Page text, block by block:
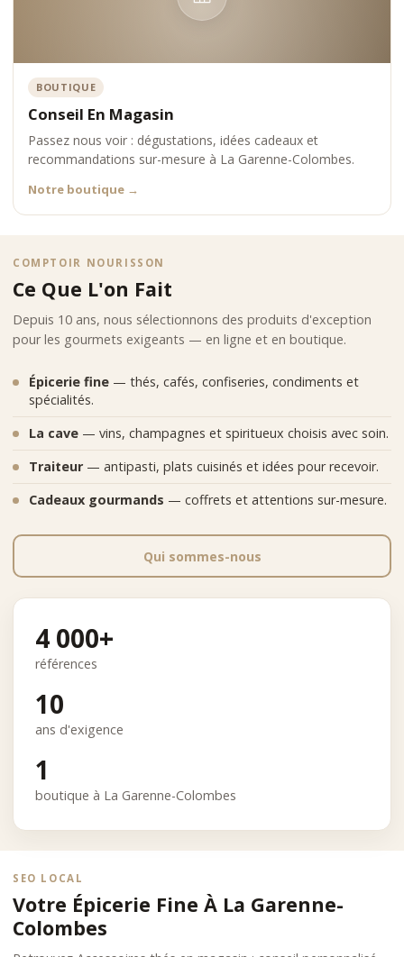
BOUTIQUE
Conseil En Magasin
Passez nous voir : dégustations, idées cadeaux et
recommandations sur-mesure à La Garenne-Colombes.
Notre boutique →
COMPTOIR NOURISSON
Ce Que L'on Fait
Depuis 10 ans, nous sélectionnons des produits d'exception
pour les gourmets exigeants — en ligne et en boutique.
Épicerie fine — thés, cafés, confiseries, condiments et
spécialités.
La cave — vins, champagnes et spiritueux choisis avec soin.
Traiteur — antipasti, plats cuisinés et idées pour recevoir.
Cadeaux gourmands — coffrets et attentions sur-mesure.
Qui sommes-nous
4 000+
références
10
ans d'exigence
1
boutique à La Garenne-Colombes
SEO LOCAL
Votre Épicerie Fine À La Garenne-
Colombes